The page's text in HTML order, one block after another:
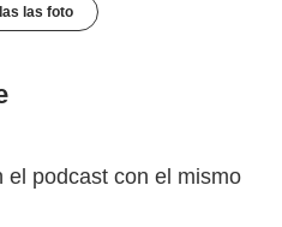
las foto
el podcast con el mismo